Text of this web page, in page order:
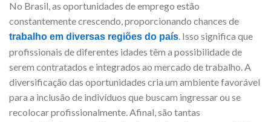
No Brasil, as oportunidades de emprego estão
constantemente crescendo, proporcionando chances de
trabalho em diversas regiões do país. Isso significa que
profissionais de diferentes idades têm a possibilidade de
serem contratados e integrados ao mercado de trabalho. A
diversificação das oportunidades cria um ambiente favorável
para a inclusão de indivíduos que buscam ingressar ou se
recolocar profissionalmente. Afinal, são tantas